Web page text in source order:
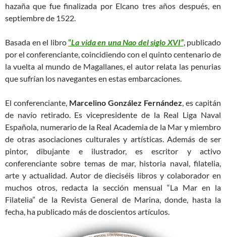
hazaña que fue finalizada por Elcano tres años después, en
septiembre de 1522.
Basada en el libro“La vida en una Nao del siglo XVI”, publicado
por el conferenciante, coincidiendo con el quinto centenario de
la vuelta al mundo de Magallanes, el autor relata las penurias
que sufrían los navegantes en estas embarcaciones.
El conferenciante, Marcelino González Fernández, es capitán
de navío retirado. Es vicepresidente de la Real Liga Naval
Española, numerario de la Real Academia de la Mar y miembro
de otras asociaciones culturales y artísticas. Además de ser
pintor, dibujante e ilustrador, es escritor y activo
conferenciante sobre temas de mar, historia naval, filatelia,
arte y actualidad. Autor de dieciséis libros y colaborador en
muchos otros, redacta la sección mensual “La Mar en la
Filatelia” de la Revista General de Marina, donde, hasta la
fecha, ha publicado más de doscientos artículos.